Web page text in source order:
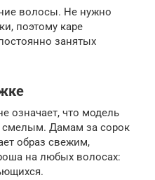
волосы. Не нужно
поэтому каре
занятых
означает, что модель
смелым. Дамам за сорок
образ свежим,
на любых волосах: